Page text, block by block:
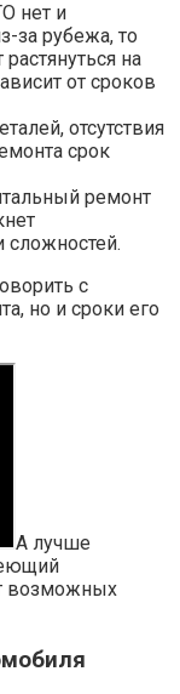
нет и
за рубежа, то
на
от сроков
отсутствия
срок
ремонт
сложностей.
с
но и сроки его
А лучше
возможных